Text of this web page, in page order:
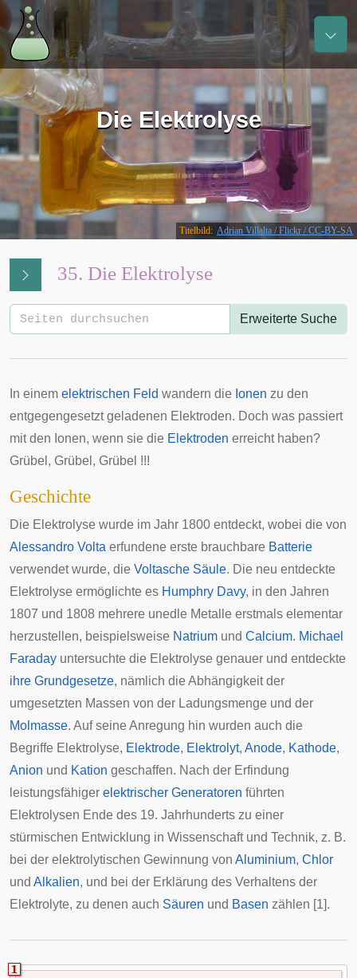
Titelbild: Adrian Villalta / Flickr /CC-BY-SA
Die Elektrolyse
35. Die Elektrolyse
Erweiterte Suche
In einem elektrischen Feld wandern die Ionen zu den
entgegengesetzt geladenen Elektroden. Doch was passiert
mit den Ionen, wenn sie die Elektroden erreicht haben?
Grübel, Grübel, Grübel !!!
Geschichte
Die Elektrolyse wurde im Jahr 1800 entdeckt, wobei die von
Alessandro Volta erfundene erste brauchbare Batterie
verwendet wurde, die Voltasche Säule. Die neu entdeckte
Elektrolyse ermöglichte es Humphry Davy, in den Jahren
1807 und 1808 mehrere unedle Metalle erstmals elementar
herzustellen, beispielsweise Natrium und Calcium. Michael
Faraday untersuchte die Elektrolyse genauer und entdeckte
ihre Grundgesetze, nämlich die Abhängigkeit der
umgesetzten Massen von der Ladungsmenge und der
Molmasse. Auf seine Anregung hin wurden auch die
Begriffe Elektrolyse, Elektrode, Elektrolyt, Anode, Kathode,
Anion und Kation geschaffen. Nach der Erfindung
leistungsfähiger elektrischer Generatoren führten
Elektrolysen Ende des 19. Jahrhunderts zu einer
stürmischen Entwicklung in Wissenschaft und Technik, z. B.
bei der elektrolytischen Gewinnung von Aluminium, Chlor
und Alkalien, und bei der Erklärung des Verhaltens der
Elektrolyte, zu denen auch Säuren und Basen zählen [1].